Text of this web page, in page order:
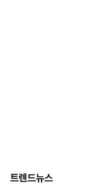
트렌드뉴스